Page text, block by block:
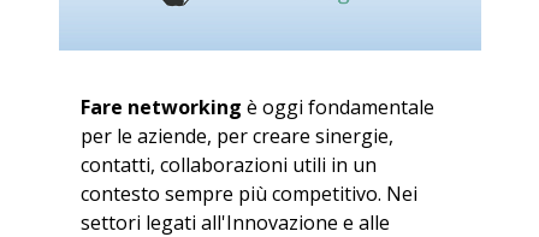
Fare networking è oggi fondamentale
per le aziende, per creare sinergie,
contatti, collaborazioni utili in un
contesto sempre più competitivo. Nei
settori legati all'Innovazione e alle